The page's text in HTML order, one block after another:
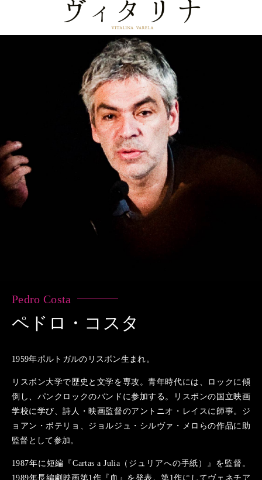
Pedro Costa
ペドロ・コスタ
1959年ポルトガルのリスボン生まれ。
リスボン大学で歴史と文学を専攻。青年時代には、ロックに傾
倒し、パンクロックのバンドに参加する。リスボンの国立映画
学校に学び、詩人・映画監督のアントニオ・レイスに師事。ジ
ョアン・ボテリョ、ジョルジュ・シルヴァ・メロらの作品に助
監督として参加。
1987年に短編『Cartas a Julia（ジュリアへの手紙）』を監督。
1989年長編劇映画第1作『血』を発表。第1作にしてヴェネチア